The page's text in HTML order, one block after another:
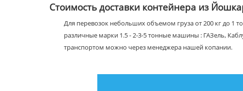
Стоимость доставки контейнера из
Для перевозок небольших объемом груза от 200 кг до 1
различные марки 1.5 - 2-3-5 тонные машины : ГАЗель,
транспортом можно через менеджера нашей копании.